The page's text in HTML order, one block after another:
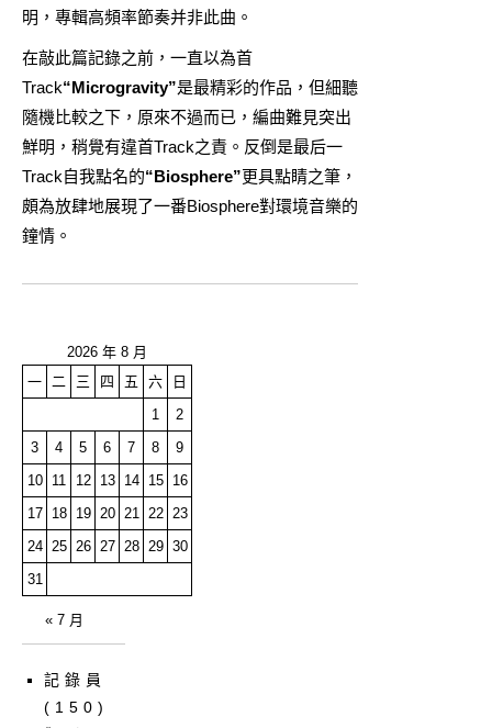
明，專輯高頻率節奏并非此曲。
在敲此篇記錄之前，一直以為首
Track“Microgravity”是最精彩的作品，但細聽
隨機比較之下，原來不過而已，編曲難見突出
鮮明，稍覺有違首Track之責。反倒是最后一
Track自我點名的“Biosphere”更具點睛之筆，
頗為放肆地展現了一番Biosphere對環境音樂的
鐘情。
2026 年 8 月
一 二 三 四 五 六
日
1
2
3
4 5 6 7 8
9
10
11 12 13 14 15
16
17
18 19 20 21 22 23
24 25 26 27 28 29 30
31
« 7 月
記錄員
(150)